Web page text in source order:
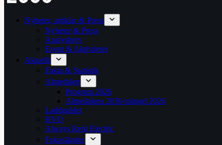
Nyheter, artiklar & Press
Nyheter & Press
Analysbrev
Event & Aktiviteter
Aktuellt
Fakta & Statistik
Almedalen
Program 2026
Almedalens 2030-mingel 2026
Laddguldet
HVO
Always Rent Electric
Fokusländer